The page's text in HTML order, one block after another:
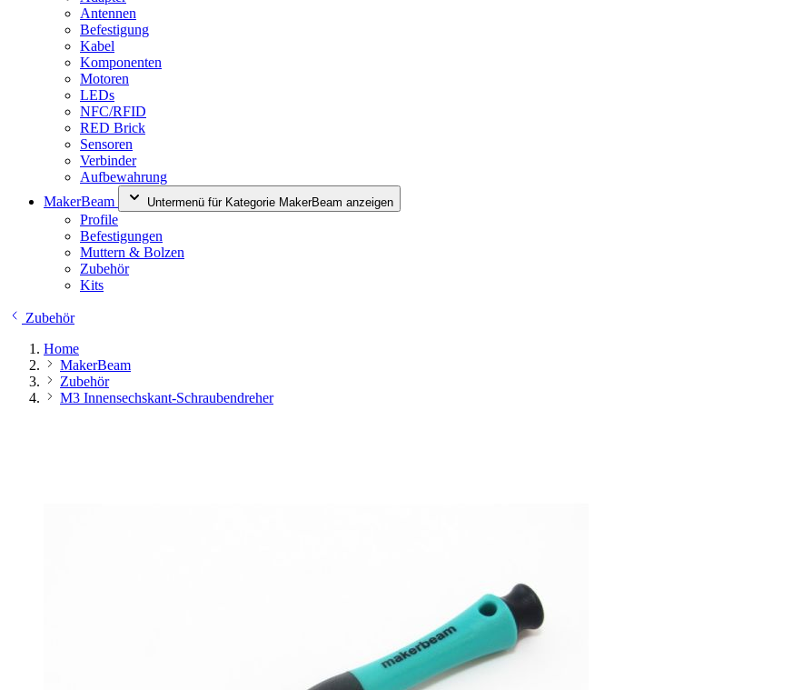
Antennen
Befestigung
Kabel
Komponenten
Motoren
LEDs
NFC/RFID
RED Brick
Sensoren
Verbinder
Aufbewahrung
MakerBeam
Untermenü für Kategorie MakerBeam anzeigen
Profile
Befestigungen
Muttern & Bolzen
Zubehör
Kits
Zubehör
Home
MakerBeam
Zubehör
M3 Innensechskant-Schraubendreher